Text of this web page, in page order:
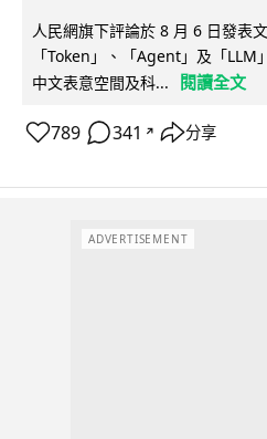
人民網旗下評論於 8 月 6 日發表
「Token」、「Agent」及「
中文表意空間及科...
閱讀全文
789 341 ↗ 分享
ADVERTISEMENT